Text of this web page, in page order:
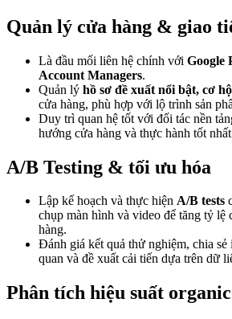
Quản lý cửa hàng & giao
Là đầu mối liên hệ chính với Google
Account Managers.
Quản lý hồ sơ đề xuất nổi bật, cơ
cửa hàng, phù hợp với lộ trình sản
Duy trì quan hệ tốt với đối tác nền
hướng cửa hàng và thực hành tốt
A/B Testing & tối ưu hóa
Lập kế hoạch và thực hiện A/B tests
chụp màn hình và video để tăng tỷ lệ
hàng.
Đánh giá kết quả thử nghiệm, chia
quan và đề xuất cải tiến dựa trên dữ
Phân tích hiệu suất organic